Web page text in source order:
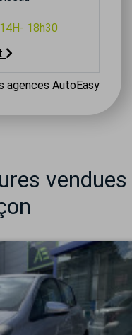
18h30
agences AutoEasy
vendues